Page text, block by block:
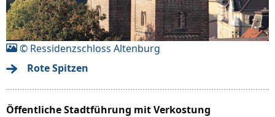
© Ressidenzschloss Altenburg
Rote Spitzen
Öffentliche Stadtführung mit Verkostung